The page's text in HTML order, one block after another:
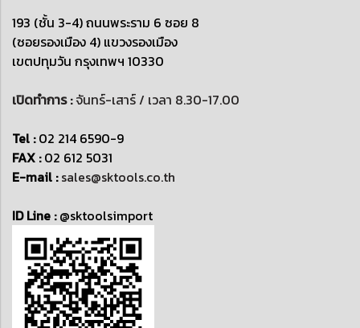
193 (ชั้น 3-4) ถนนพระราม 6 ซอย 8
(ซอยรองเมือง 4) แขวงรองเมือง
เขตปทุมวัน กรุงเทพฯ 10330
เปิดทำการ :จันทร์-เสาร์ / เวลา 8.30-17.00
Tel :02 214 6590-9
FAX :02 612 5031
E-mail : sales@sktools.co.th
ID Line :@sktoolsimport